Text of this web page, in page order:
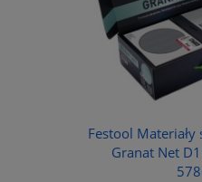
Festool Materiały
Granat Net